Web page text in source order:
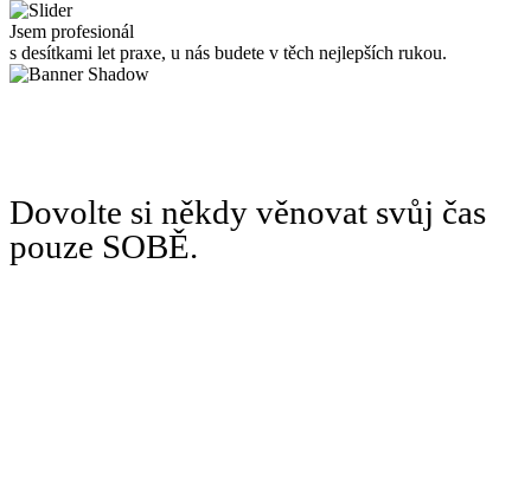
Jsem profesionál
s desítkami let praxe, u nás budete v těch nejlepších rukou.
Dovolte si někdy věnovat svůj čas
pouze SOBĚ.